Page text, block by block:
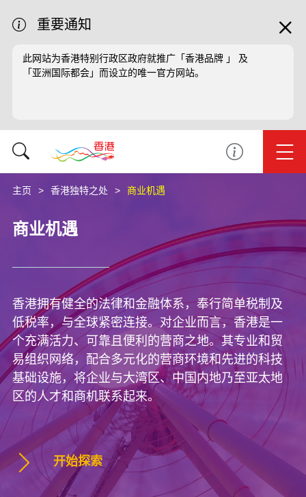
重要通知
此网站为香港特别行政区政府就推广「香港品牌 」 及
「亚洲国际都会」而设立的唯一官方网站。
主页 香港独特之处 商业机遇
商业机遇
香港拥有健全的法律和金融体系，奉行简单税制及
低税率，与全球紧密连接。对企业而言，香港是一
个充满活力、可靠且便利的营商之地。其专业和贸
易组织网络，配合多元化的营商环境和先进的科技
基础设施，将企业与大湾区、中国内地乃至亚太地
区的人才和商机联系起来。
开始探索